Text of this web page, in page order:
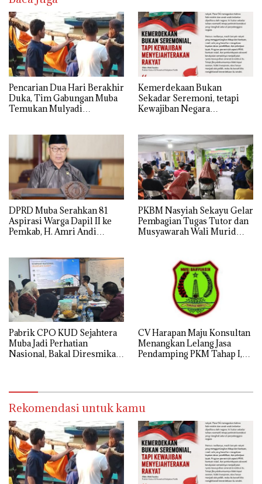
Pencarian Dua Hari Berakhir
Duka, Tim Gabungan Muba
Temukan Mulyadi
Kemerdekaan Bukan
Sekadar Seremoni, tetapi
Kewajiban Negara
DPRD Muba Serahkan 81
Aspirasi Warga Dapil II ke
Pemkab, H. Amri Andi
PKBM Nasyiah Sekayu Gelar
Pembagian Tugas Tutor dan
Musyawarah Wali Murid
Pabrik CPO KUD Sejahtera
Muba Jadi Perhatian
Nasional, Bakal Diresmikan
CV Harapan Maju Konsultan
Menangkan Lelang Jasa
Pendamping PKM Tahap I,
Rekomendasi untuk kamu